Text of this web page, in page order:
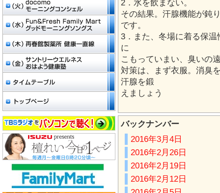
2．水を飲まない。
その結果。汗腺機能が鈍
です。
3．また、冬場に着る保
に
こもっていまい、臭いの
対策は、まず衣服。消臭
汗腺を鍛
えましょう
バックナンバー
2016年3月4日
2016年2月26日
2016年2月19日
2016年2月12日